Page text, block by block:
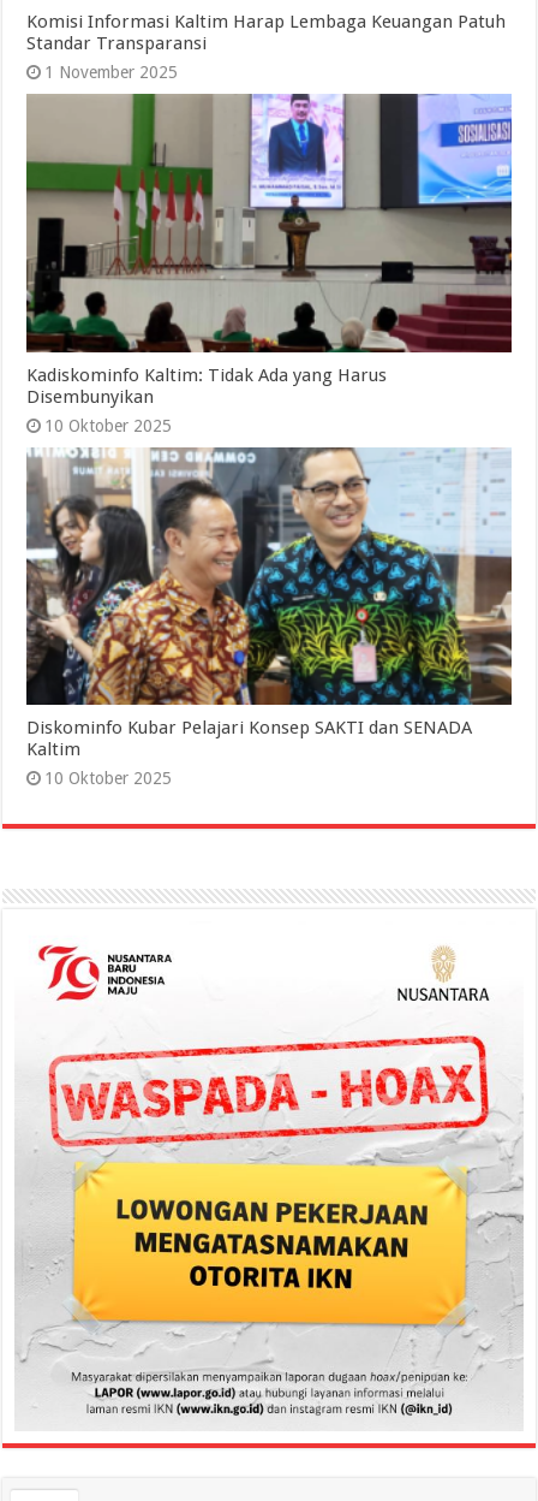
Komisi Informasi Kaltim Harap Lembaga Keuangan Patuh
Standar Transparansi
1 November 2025
Kadiskominfo Kaltim: Tidak Ada yang Harus
Disembunyikan
10 Oktober 2025
Diskominfo Kubar Pelajari Konsep SAKTI dan SENADA
Kaltim
10 Oktober 2025